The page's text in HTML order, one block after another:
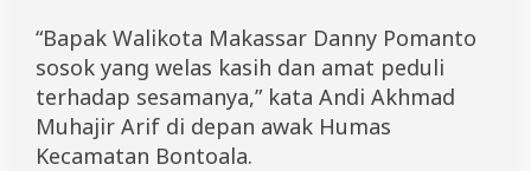
“Bapak Walikota Makassar Danny Pomanto
sosok yang welas kasih dan amat peduli
terhadap sesamanya,” kata Andi Akhmad
Muhajir Arif di depan awak Humas
Kecamatan Bontoala.